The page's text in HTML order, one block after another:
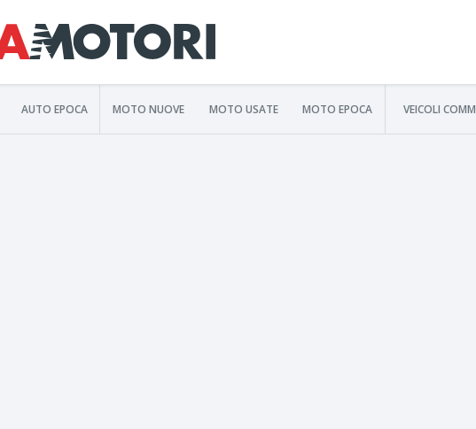
AUTO EPOCA MOTO NUOVE MOTO USATE MOTO EPOCA VEICOLI